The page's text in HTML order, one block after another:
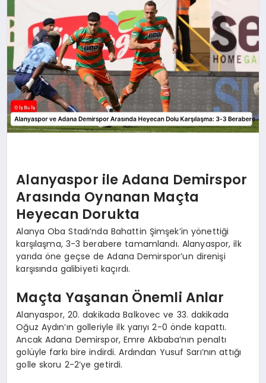
Alanyaspor ile Adana Demirspor
Arasında Oynanan Maçta
Heyecan Dorukta
Alanya Oba Stadı’nda Bahattin Şimşek’in yönettiği
karşılaşma, 3-3 berabere tamamlandı. Alanyaspor, ilk
yarıda öne geçse de Adana Demirspor’un direnişi
karşısında galibiyeti kaçırdı.
Maçta Yaşanan Önemli Anlar
Alanyaspor, 20. dakikada Balkovec ve 33. dakikada
Oğuz Aydın’ın golleriyle ilk yarıyı 2-0 önde kapattı.
Ancak Adana Demirspor, Emre Akbaba’nın penaltı
golüyle farkı bire indirdi. Ardından Yusuf Sarı’nın attığı
golle skoru 2-2’ye getirdi.